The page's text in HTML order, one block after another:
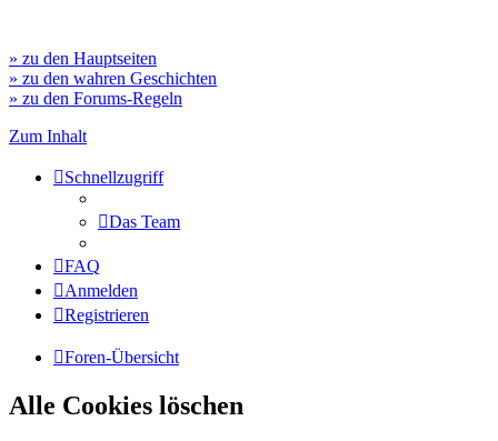
» zu den Hauptseiten
» zu den wahren Geschichten
» zu den Forums-Regeln
Zum Inhalt
Schnellzugriff
Das Team
FAQ
Anmelden
Registrieren
Foren-Übersicht
Alle Cookies löschen